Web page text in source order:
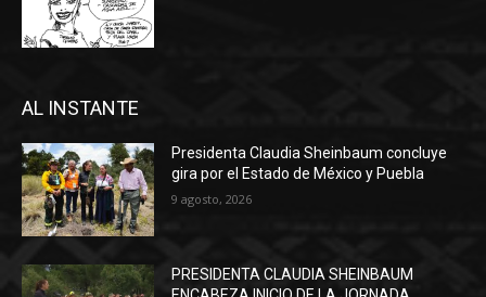
AL INSTANTE
Presidenta Claudia Sheinbaum concluye
gira por el Estado de México y Puebla
9 agosto, 2026
PRESIDENTA CLAUDIA SHEINBAUM